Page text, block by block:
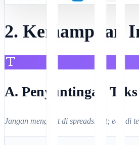
2. Kemampuan
A. Penyuntingan
Jangan mengedit di spreadsheet; edit di